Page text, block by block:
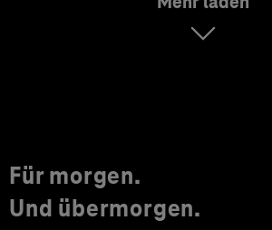
Für morgen.
Und übermorgen.